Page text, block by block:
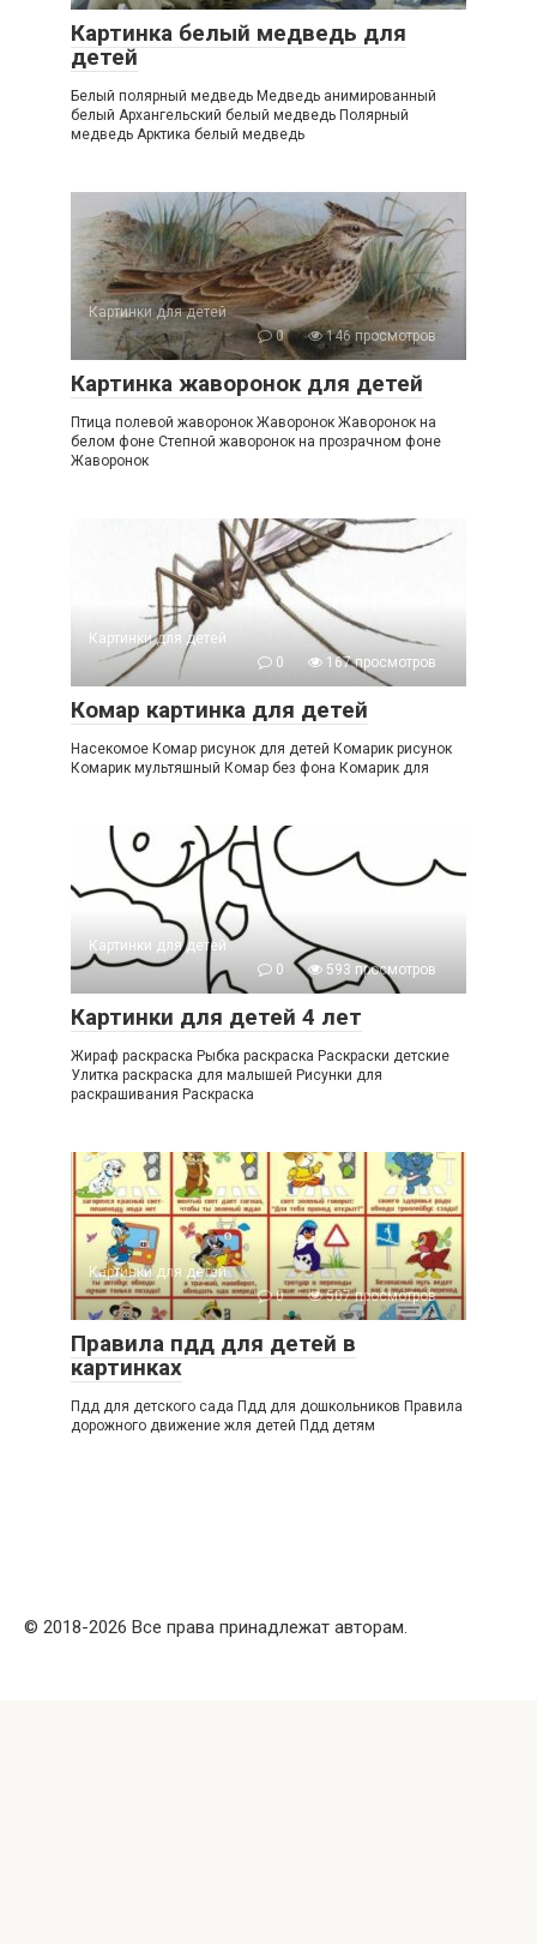
Картинка белый медведь для
детей
Белый полярный медведь Медведь анимированный
белый Архангельский белый медведь Полярный
медведь Арктика белый медведь
Картинки для детей
0
146 просмотров
Картинка жаворонок для детей
Птица полевой жаворонок Жаворонок Жаворонок на
белом фоне Степной жаворонок на прозрачном фоне
Жаворонок
Картинки для детей
0
167 просмотров
Комар картинка для детей
Насекомое Комар рисунок для детей Комарик рисунок
Комарик мультяшный Комар без фона Комарик для
Картинки для детей
0
593 просмотров
Картинки для детей 4 лет
Жираф раскраска Рыбка раскраска Раскраски детские
Улитка раскраска для малышей Рисунки для
раскрашивания Раскраска
Картинки для детей
0
507 просмотров
Правила пдд для детей в
картинках
Пдд для детского сада Пдд для дошкольников Правила
дорожного движение жля детей Пдд детям
© 2018-2026 Все права принадлежат авторам.